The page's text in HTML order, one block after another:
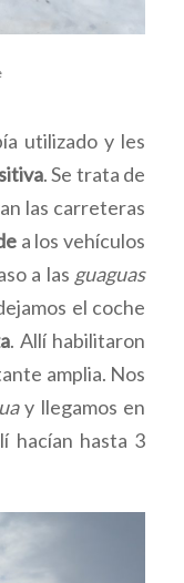
utilizado y les
. Se trata de
las carreteras
a los vehículos
a las guaguas
el coche
. Allí habilitaron
amplia. Nos
y llegamos en
hacían hasta 3